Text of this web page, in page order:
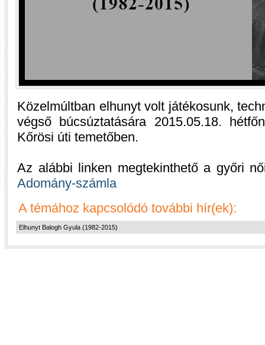
Közelmúltban elhunyt volt játékosunk,
végső búcsúztatására 2015.05.18.
Kőrösi úti temetőben.
Az alábbi linken megtekinthető a győri
Adomány-számla
A témához kapcsolódó további hír(ek):
Elhunyt Balogh Gyula (1982-2015)